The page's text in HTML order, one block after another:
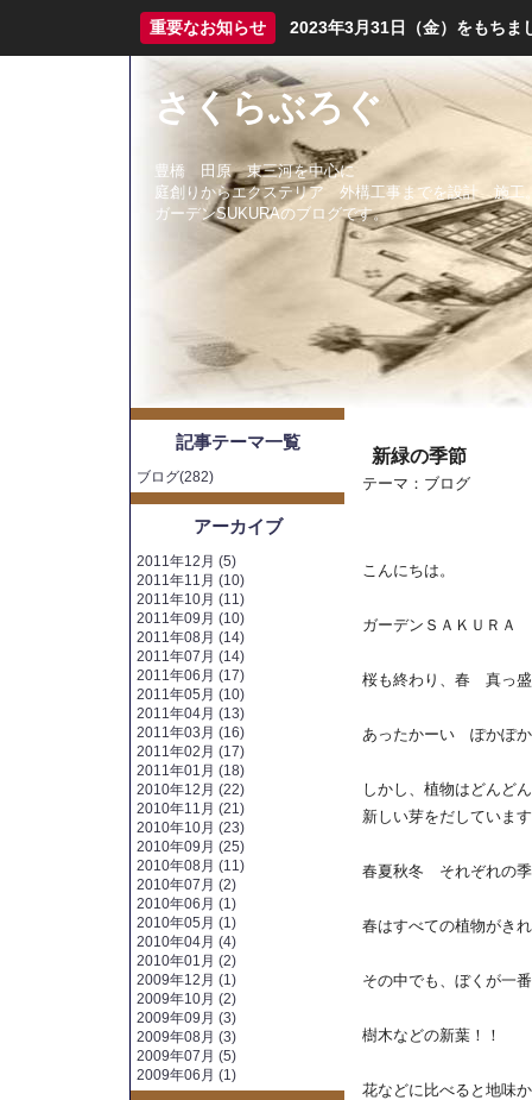
重要なお知らせ 2023年3月31日（金）をもちま
さくらぶろぐ
豊橋 田原 東三河を中心に
庭創りからエクステリア 外構工事までを設計 施工
ガーデンSUKURAのブログです。
新緑の季節
テーマ： ブログ
こんにちは。
ガーデンＳＡＫＵＲＡ
桜も終わり、春 真っ
あったかーい ぽかぽ
しかし、植物はどんど
新しい芽をだしていま
春夏秋冬 それぞれの
春はすべての植物がき
その中でも、ぼくが一
樹木などの新葉！！
花などに比べると地味
記事テーマ一覧
ブログ(282)
アーカイブ
2011年12月 (5)
2011年11月 (10)
2011年10月 (11)
2011年09月 (10)
2011年08月 (14)
2011年07月 (14)
2011年06月 (17)
2011年05月 (10)
2011年04月 (13)
2011年03月 (16)
2011年02月 (17)
2011年01月 (18)
2010年12月 (22)
2010年11月 (21)
2010年10月 (23)
2010年09月 (25)
2010年08月 (11)
2010年07月 (2)
2010年06月 (1)
2010年05月 (1)
2010年04月 (4)
2010年01月 (2)
2009年12月 (1)
2009年10月 (2)
2009年09月 (3)
2009年08月 (3)
2009年07月 (5)
2009年06月 (1)